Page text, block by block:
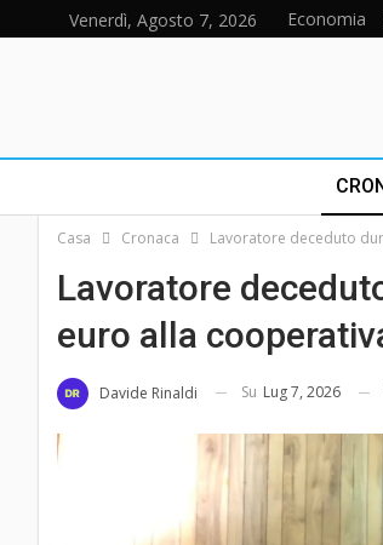
Venerdì, Agosto 7, 2026 Economia
Casa Cronaca Lavoratore deceduto
Lavoratore
euro alla
Davide Rinaldi Su Lug 7, 2026